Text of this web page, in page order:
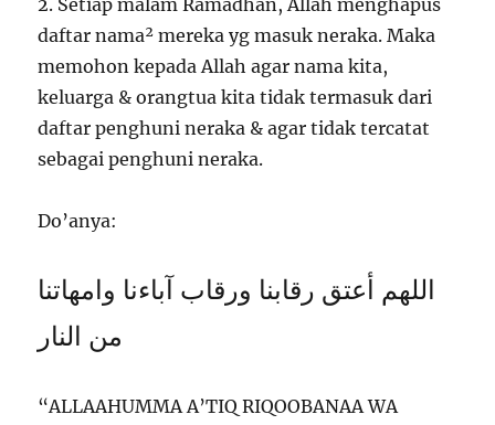
2️. Setiap malam Ramadhan, Allah menghapus
daftar nama² mereka yg masuk neraka. Maka
memohon kepada Allah agar nama kita,
keluarga & orangtua kita tidak termasuk dari
daftar penghuni neraka & agar tidak tercatat
sebagai penghuni neraka.
Do’anya:
اللهم أعتق رقابنا ورقاب آباءنا وامهاتنا
من النار
“ALLAAHUMMA A’TIQ RIQOOBANAA WA